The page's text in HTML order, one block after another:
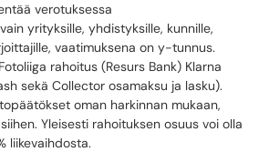
verotuksessa
yrityksille, yhdistyksille, kunnille,
vaatimuksena on y-tunnus.
rahoitus (Resurs Bank) Klarna
sekä Collector osamaksu ja lasku).
oman harkinnan mukaan,
Yleisesti rahoituksen osuus voi olla
liikevaihdosta.